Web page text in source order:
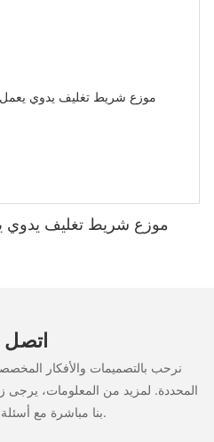
موزع شريط تغليف يدوي
اتصل
نرحب بالتصميمات والأفكار
المحددة. لمزيد من المعلومات، يرجى
بنا مباشرة مع أسئلة أو استفسارات.